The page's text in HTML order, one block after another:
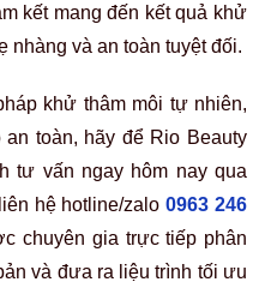
kết mang đến kết quả khử
nhàng và an toàn tuyệt đối.
khử thâm môi tự nhiên,
toàn, hãy để Rio Beauty
tư vấn ngay hôm nay qua
hệ hotline/zalo0963 246
chuyên gia trực tiếp phân
và đưa ra liệu trình tối ưu